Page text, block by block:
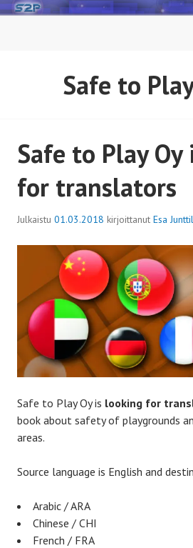
Siirry
Safe to
Safe to Play
for translators
Julkaistu 01.03.2018 kirjoittanut Esa
Safe to Play Oy is looking for
book about safety of playgrounds
areas.
Source language is English and
Arabic / ARA
Chinese / CHI
French / FRA